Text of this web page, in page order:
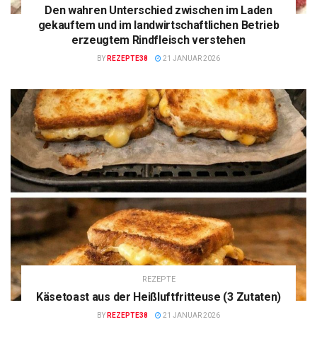
Den wahren Unterschied zwischen im Laden
gekauftem und im landwirtschaftlichen Betrieb
erzeugtem Rindfleisch verstehen
BY REZEPTE38 21 JANUAR 2026
REZEPTE
Käsetoast aus der Heißluftfritteuse (3 Zutaten)
BY REZEPTE38 21 JANUAR 2026